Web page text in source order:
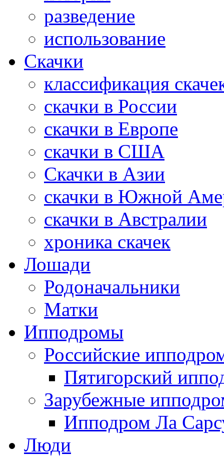
разведение
использование
Скачки
классификация
скачки в России
скачки в Европе
скачки в США
Скачки в Азии
скачки в Южной
скачки в Австралии
хроника скачек
Лошади
Родоначальники
Матки
Ипподромы
Российские
Пятигорский
Зарубежные
Ипподром Ла
Люди